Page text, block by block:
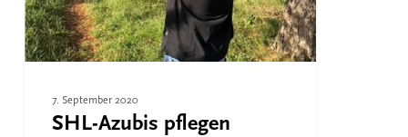
7. September 2020
SHL-Azubis pflegen